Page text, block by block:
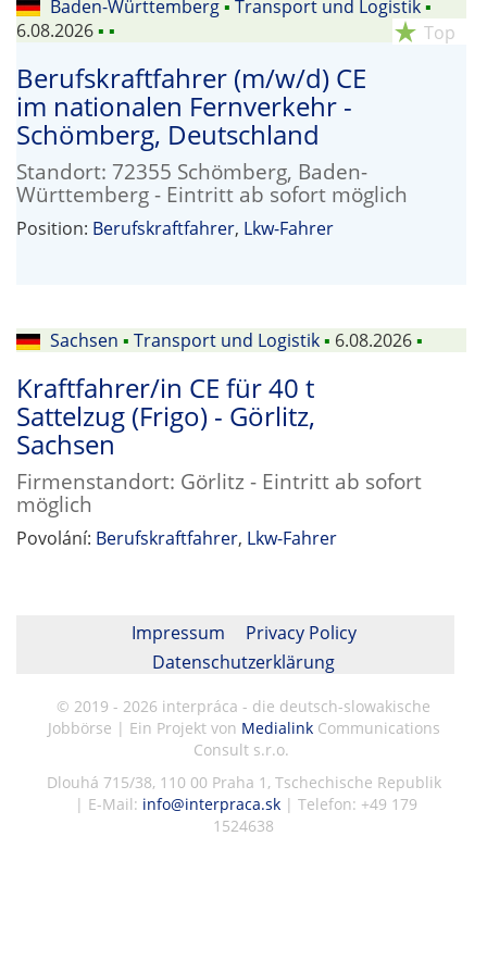
Baden-Württemberg▪ Transport und Logistik▪
6.08.2026▪ ▪ star_rate Top
Berufskraftfahrer (m/w/d) CE
im nationalen Fernverkehr -
Schömberg, Deutschland
Standort: 72355 Schömberg, Baden-
Württemberg - Eintritt ab sofort möglich
Position: Berufskraftfahrer, Lkw-Fahrer
Sachsen ▪ Transport und Logistik▪ 6.08.2026▪
Kraftfahrer/in CE für 40 t
Sattelzug (Frigo) - Görlitz,
Sachsen
Firmenstandort: Görlitz - Eintritt ab sofort
möglich
Povolání: Berufskraftfahrer, Lkw-Fahrer
Impressum
Privacy Policy
Datenschutzerklärung
© 2019 - 2026 interpráca - die deutsch-slowakische
Jobbörse | Ein Projekt von MedialinkCommunications
Consult s.r.o.
Dlouhá 715/38, 110 00 Praha 1, Tschechische Republik
| E-Mail: info@interpraca.sk| Telefon: +49 179
1524638